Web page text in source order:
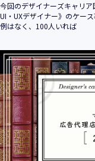
株式会社ユウクリ
個人情報とは、個
カード情報、ログ
ドレス等において
（他の情報と照合
識別することがで
・当社の運営・提
ビス」といいます
なったサービスの
用内容及びご利用
今回のデザイナーズキャリ
UI・UXデザイナー》のケー
例はなく、100人いれば